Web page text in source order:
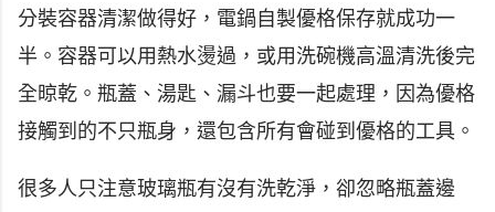
分裝容器清潔做得好，電鍋自製優格保存就成功一
半。容器可以用熱水燙過，或用洗碗機高溫清洗後完
全晾乾。瓶蓋、湯匙、漏斗也要一起處理，因為優格
接觸到的不只瓶身，還包含所有會碰到優格的工具。
很多人只注意玻璃瓶有沒有洗乾淨，卻忽略瓶蓋邊